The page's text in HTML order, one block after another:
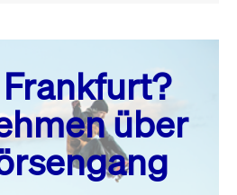
DO. FR. SA. SO.
1
2
6 7 8
über